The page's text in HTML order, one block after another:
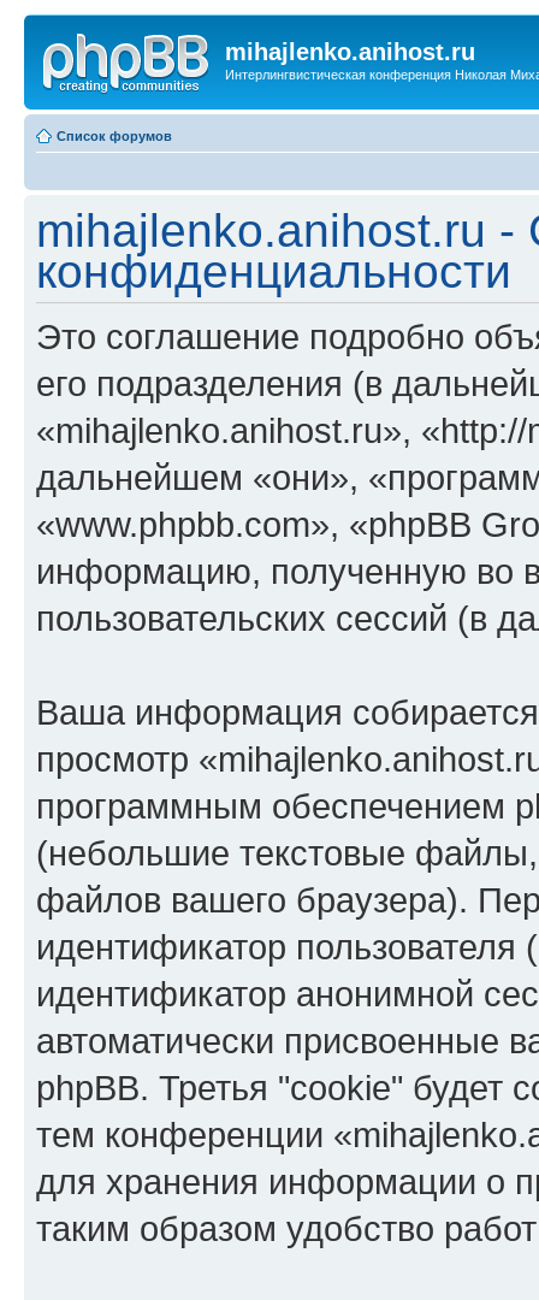
mihajlenko.anihost.ru
Интерлингвистическая конференция Николая
Список форумов
mihajlenko.anihost.ru -
конфиденциальности
Это соглашение подробно
его подразделения (в
«mihajlenko.anihost.ru»,
дальнейшем «они»,
«www.phpbb.com», «phpBB
информацию, полученную во
пользовательских сессий (в
Ваша информация
просмотр
программным обеспечением
(небольшие текстовые
файлов вашего браузера).
идентификатор
идентификатор анонимной
автоматически присвоенные
phpBB. Третья "cookie" будет
тем конференции
для хранения информации о
таким образом удобство